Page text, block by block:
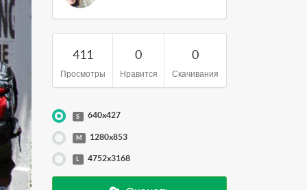
411
Просмотры
0
Нравится
0
Скачивания
S 640x427
M 1280x853
L 4752x3168